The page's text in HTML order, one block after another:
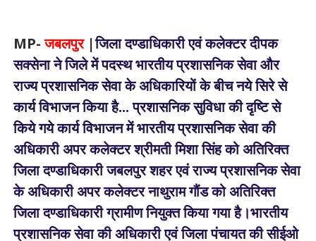
MP-जबलपुर|जिला दण्डाधिकारी एवं कलेक्टर दीपक
सक्सेना ने जिले में पदस्थ भारतीय प्रशासनिक सेवा और
राज्य प्रशासनिक सेवा के अधिकारियों के बीच नये सिरे से
कार्य विभाजन किया है... प्रशासनिक सुविधा की दृष्टि से
किये गये कार्य विभाजन में भारतीय प्रशासनिक सेवा की
अधिकारी अपर कलेक्टर श्रीमती मिशा सिंह को अतिरिक्त
जिला दण्डाधिकारी जबलपुर शहर एवं राज्य प्रशासनिक सेवा
के अधिकारी अपर कलेक्टर नाथुराम गौंड को अतिरिक्त
जिला दण्डाधिकारी ग्रामीण नियुक्त किया गया है।भारतीय
प्रशासनिक सेवा की अधिकारी एवं जिला पंचायत की सीईओ